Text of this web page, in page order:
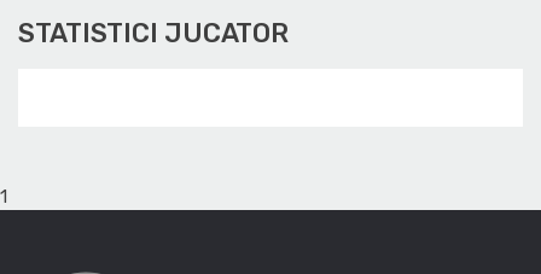
STATISTICI JUCATOR
1